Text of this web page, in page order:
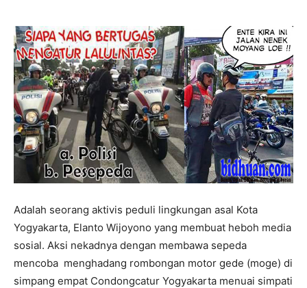
Adalah seorang aktivis peduli lingkungan asal Kota
Yogyakarta, Elanto Wijoyono yang membuat heboh media
sosial. Aksi nekadnya dengan membawa sepeda
mencoba menghadang rombongan motor gede (moge) di
simpang empat Condongcatur Yogyakarta menuai simpati